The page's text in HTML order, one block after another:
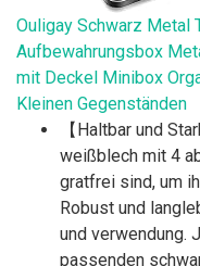
Ouligay Schwarz Metal
Aufbewahrungsbox
mit Deckel Minibox
Kleinen Gegenständen
【Haltbar und
weißblech mit 4
gratfrei sind, um
Robust und
und verwendung.
passenden